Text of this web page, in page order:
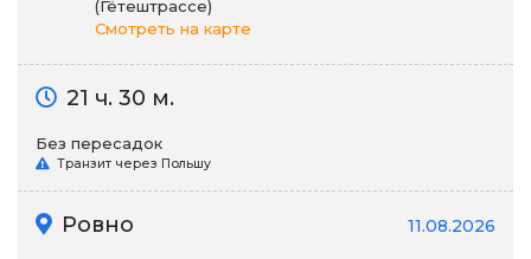
(Гётештрассе)
Смотреть на карте
21 ч. 30 м.
Без пересадок
Транзит через Польшу
Ровно 11.08.2026